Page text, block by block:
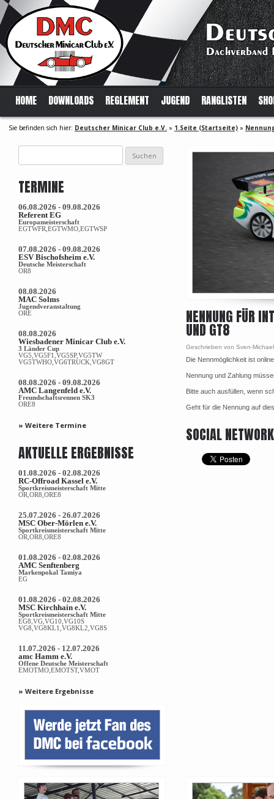
HOME DOWNLOADS REGLEMENT JUGEND RANGLISTEN
Sie befinden sich hier: Deutscher Minicar Club e.V. » 1.Seite (Startseite) »
NENNUNG FÜR
UND GT8
Geschrieben von Sven-
Die Nennmöglichkeit ist
Nennung und Zahlung
Bitte auch ausfüllen, wenn
Geht für die Nennung auf
SOCIAL
nach:
TERMINE
06.08.2026 - 09.08.2026
Referent EG
Europameisterschaft
EGTWFR,EGTWMO,EGTWSP
07.08.2026 - 09.08.2026
ESV Bischofsheim e.V.
Deutsche Meisterschaft
OR8
08.08.2026
MAC Solms
Jugendveranstaltung
ORE
08.08.2026
Wiesbadener Minicar Club e.V.
3 Länder Cup
VG5,VG5F1,VG5SP,VG5TW
VG5TWHO,VG6TRUCK,VG8GT
08.08.2026 - 09.08.2026
AMC Langenfeld e.V.
Freundschaftsrennen SK3
ORE8
» Weitere Termine
AKTUELLE ERGEBNISSE
01.08.2026 - 02.08.2026
RC-Offroad Kassel e.V.
Sportkreismeisterschaft Mitte
OR,OR8,ORE8
25.07.2026 - 26.07.2026
MSC Ober-Mörlen e.V.
Sportkreismeisterschaft Mitte
OR,OR8,ORE8
01.08.2026 - 02.08.2026
AMC Senftenberg
Markenpokal Tamiya
EG
01.08.2026 - 02.08.2026
MSC Kirchhain e.V.
Sportkreismeisterschaft Mitte
EG8,VG,VG10,VG10S
VG8,VG8KL1,VG8KL2,VG8S
11.07.2026 - 12.07.2026
amc Hamm e.V.
Offene Deutsche Meisterschaft
EMOTMO,EMOTST,VMOT
» Weitere Ergebnisse